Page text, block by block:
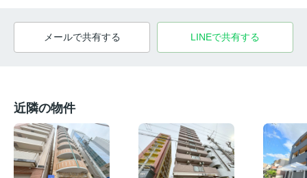
メールで共有する LINEで共有する
近隣の物件